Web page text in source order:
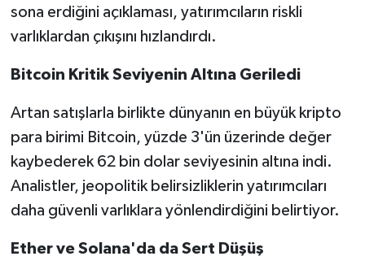
sona erdiğini açıklaması, yatırımcıların riskli
varlıklardan çıkışını hızlandırdı.
Bitcoin Kritik Seviyenin Altına Geriledi
Artan satışlarla birlikte dünyanın en büyük kripto
para birimi Bitcoin, yüzde 3'ün üzerinde değer
kaybederek 62 bin dolar seviyesinin altına indi.
Analistler, jeopolitik belirsizliklerin yatırımcıları
daha güvenli varlıklara yönlendirdiğini belirtiyor.
Ether ve Solana'da da Sert Düşüş